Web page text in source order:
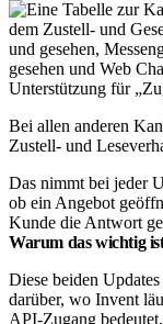
Unterstützung für
Bei allen anderen
Zustell- und
Das nimmt bei jeder
ob ein Angebot
Kunde die Antwort
Warum das wichtig
Diese beiden
darüber, wo Invent
API-Zugang